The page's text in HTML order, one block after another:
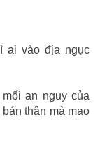
ai vào địa ngục
an nguy của
thân mà mạo